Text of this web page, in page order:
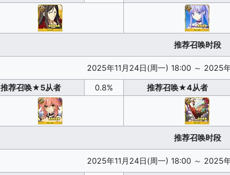
推荐召唤时段
2025年11月24日(周一) 18:00 ～ 2025
推荐召唤★5从者 0.8% 推荐召唤★4从者
推荐召唤时段
2025年11月24日(周一) 18:00 ～ 2025